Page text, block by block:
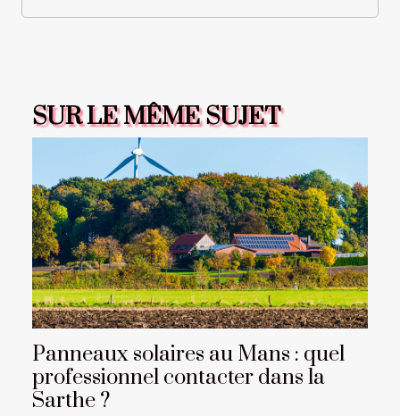
SUR LE MÊME SUJET
Panneaux solaires au Mans : quel
professionnel contacter dans la
Sarthe ?